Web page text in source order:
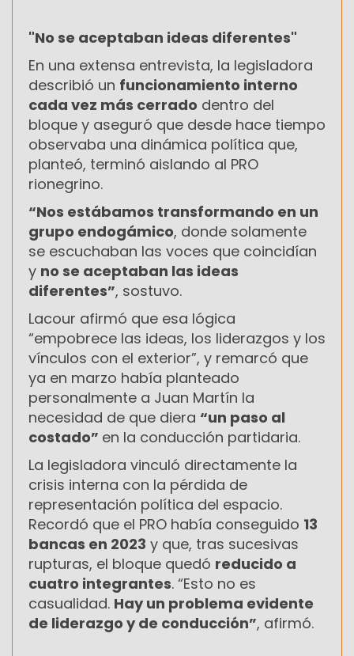
"No se aceptaban ideas diferentes"
En una extensa entrevista, la legisladora
describió un funcionamiento interno
cada vez más cerrado dentro del
bloque y aseguró que desde hace tiempo
observaba una dinámica política que,
planteó, terminó aislando al PRO
rionegrino.
“Nos estábamos transformando en un
grupo endogámico, donde solamente
se escuchaban las voces que coincidían
y no se aceptaban las ideas
diferentes”, sostuvo.
Lacour afirmó que esa lógica
“empobrece las ideas, los liderazgos y los
vínculos con el exterior”, y remarcó que
ya en marzo había planteado
personalmente a Juan Martín la
necesidad de que diera “un paso al
costado” en la conducción partidaria.
La legisladora vinculó directamente la
crisis interna con la pérdida de
representación política del espacio.
Recordó que el PRO había conseguido 13
bancas en 2023 y que, tras sucesivas
rupturas, el bloque quedó reducido a
cuatro integrantes. “Esto no es
casualidad. Hay un problema evidente
de liderazgo y de conducción”, afirmó.